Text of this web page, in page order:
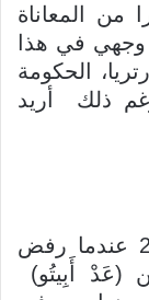
من المعاناة
وجهي في هذا
الحكومة
ذلك أريد
مايكل دخل السجن في العام 2011 عندما رفض
(عَدْ أَبِيتُو)